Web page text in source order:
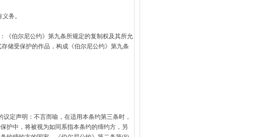
务。
伯尔尼公约》第九条所规定的复制权及其所允
储受保护的作品，构成《伯尔尼公约》第九条
声明：不言而喻，在适用本条约第三条时，
护中，将被视为如同系指本条约的缔约方，另